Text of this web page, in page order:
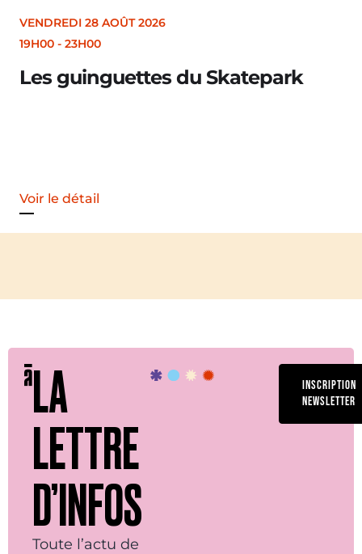
Merle [Un dernier
LA
LETTRE
D’INFOS
Toute l’actu de
INSCRIPTION
NEWSLETTER